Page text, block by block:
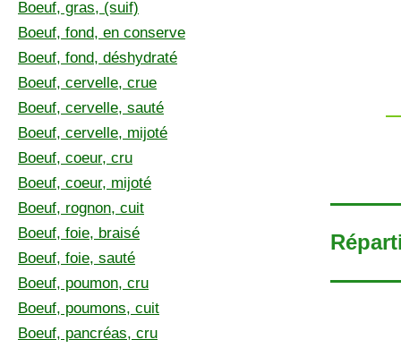
Boeuf, gras, (suif)
Boeuf, fond, en conserve
Boeuf, fond, déshydraté
Boeuf, cervelle, crue
Boeuf, cervelle, sauté
Boeuf, cervelle, mijoté
Boeuf, coeur, cru
Boeuf, coeur, mijoté
Boeuf, rognon, cuit
Boeuf, foie, braisé
Boeuf, foie, sauté
Boeuf, poumon, cru
Boeuf, poumons, cuit
Boeuf, pancréas, cru